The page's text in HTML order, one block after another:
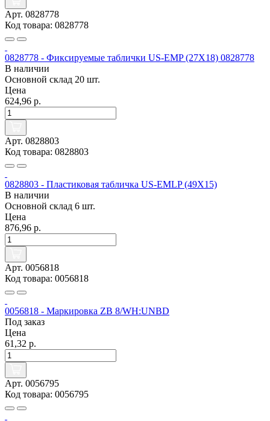
Арт. 0828778
Код товара: 0828778
0828778 - Фиксируемые таблички US-EMP (27X18) 0828778
В наличии
Основной склад 20 шт.
Цена
624,96 р.
Арт. 0828803
Код товара: 0828803
0828803 - Пластиковая табличка US-EMLP (49X15)
В наличии
Основной склад 6 шт.
Цена
876,96 р.
Арт. 0056818
Код товара: 0056818
0056818 - Маркировка ZB 8/WH:UNBD
Под заказ
Цена
61,32 р.
Арт. 0056795
Код товара: 0056795